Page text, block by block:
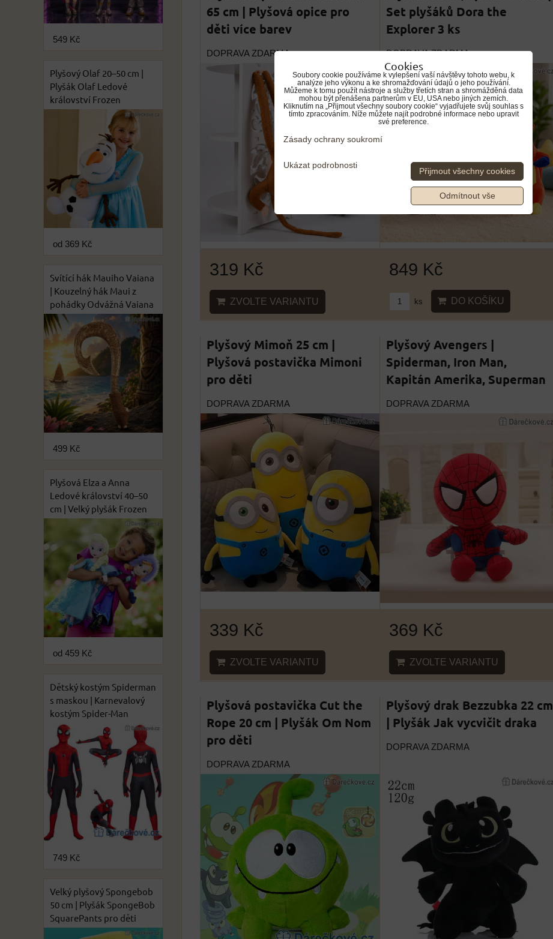
65 cm | Plyšová opice pro
děti více barev
DOPRAVA ZDARMA
319 Kč
ZVOLTE VARIANTU
Set plyšáků Dora the
Explorer 3 ks
DOPRAVA ZDARMA
849 Kč
ks DO KOŠÍKU
Plyšový Mimoň 25 cm |
Plyšová postavička Mimoni
pro děti
DOPRAVA ZDARMA
339 Kč
ZVOLTE VARIANTU
Plyšový Avengers |
Spiderman, Iron Man,
Kapitán Amerika, Superman
DOPRAVA ZDARMA
369 Kč
ZVOLTE VARIANTU
Plyšová postavička Cut the
Rope 20 cm | Plyšák Om Nom
pro děti
DOPRAVA ZDARMA
Plyšový drak Bezzubka 22 cm
| Plyšák Jak vycvičit draka
DOPRAVA ZDARMA
549 Kč
Plyšový Olaf 20–50 cm |
Plyšák Olaf Ledové
království Frozen
od 369 Kč
Svítící hák Mauiho Vaiana
| Kouzelný hák Maui z
pohádky Odvážná Vaiana
499 Kč
Plyšová Elza a Anna
Ledové království 40–50
cm | Velký plyšák Frozen
od 459 Kč
Dětský kostým Spiderman
s maskou | Karnevalový
kostým Spider-Man
749 Kč
Velký plyšový Spongebob
50 cm | Plyšák SpongeBob
SquarePants pro děti
Cookies
Soubory cookie používáme k vylepšení vaší návštěvy tohoto webu, k
analýze jeho výkonu a ke shromažďování údajů o jeho používání.
Můžeme k tomu použít nástroje a služby třetích stran a shromážděná data
mohou být přenášena partnerům v EU, USA nebo jiných zemích.
Kliknutím na „Přijmout všechny soubory cookie“ vyjadřujete svůj souhlas s
tímto zpracováním. Níže můžete najít podrobné informace nebo upravit
své preference.
Zásady ochrany soukromí
Ukázat podrobnosti
Přijmout všechny cookies
Odmítnout vše